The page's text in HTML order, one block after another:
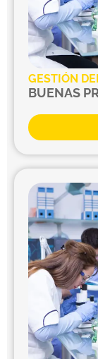
GESTIÓN
BUENAS